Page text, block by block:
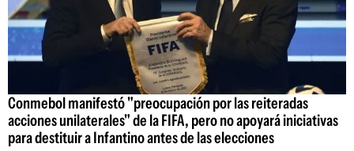
Conmebol manifestó "preocupación por las reiteradas
acciones unilaterales" de la FIFA, pero no apoyará iniciativas
para destituir a Infantino antes de las elecciones